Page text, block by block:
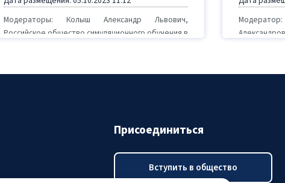
Модераторы: Колыш Александр Львович,
Российское общество симуляционного обучения в
Присоединиться
Вступить в общество